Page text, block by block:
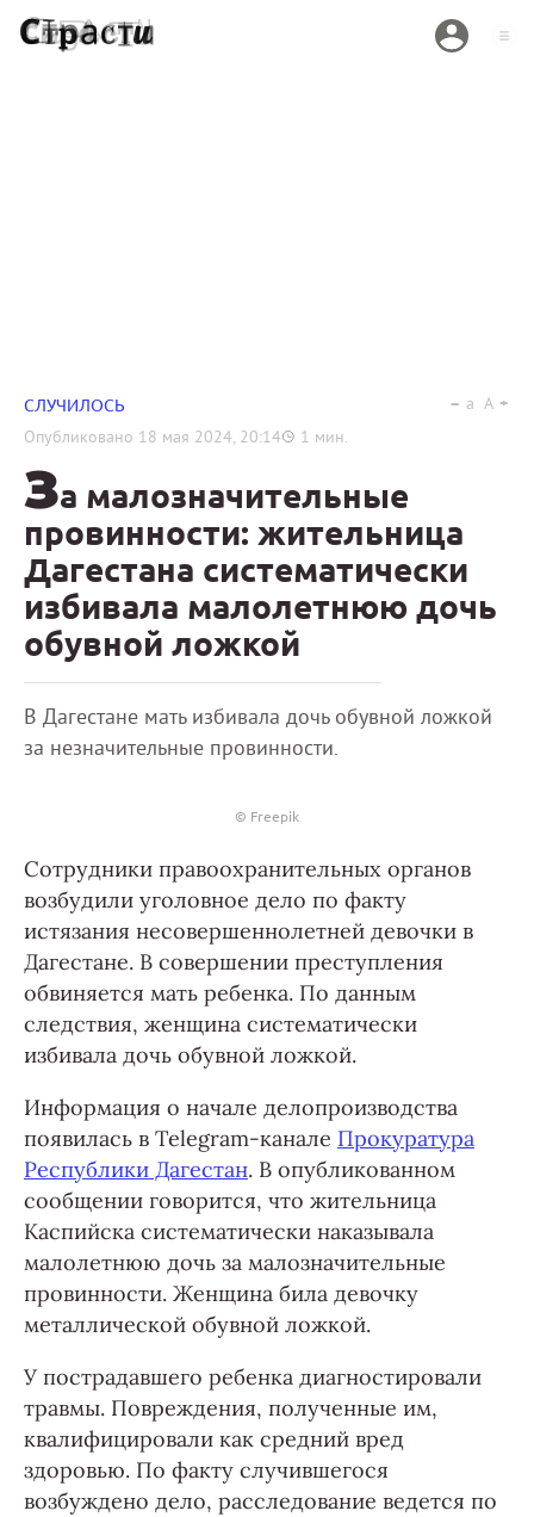
СЛУЧИЛОСЬ
Опубликовано 18 мая 2024, 20:14 1 мин.
a A
За малозначительные
провинности: жительница
Дагестана систематически
избивала малолетнюю дочь
обувной ложкой
В Дагестане мать избивала дочь обувной ложкой
за незначительные провинности.
© Freepik
Сотрудники правоохранительных органов
возбудили уголовное дело по факту
истязания несовершеннолетней девочки в
Дагестане. В совершении преступления
обвиняется мать ребенка. По данным
следствия, женщина систематически
избивала дочь обувной ложкой.
Информация о начале делопроизводства
появилась в Telegram-канале Прокуратура
Республики Дагестан. В опубликованном
сообщении говорится, что жительница
Каспийска систематически наказывала
малолетнюю дочь за малозначительные
провинности. Женщина била девочку
металлической обувной ложкой.
У пострадавшего ребенка диагностировали
травмы. Повреждения, полученные им,
квалифицировали как средний вред
здоровью. По факту случившегося
возбуждено дело, расследование ведется по